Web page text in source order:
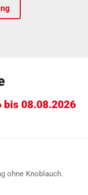
bis 08.08.2026
ohne Knoblauch.